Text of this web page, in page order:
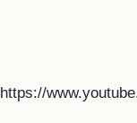
https://